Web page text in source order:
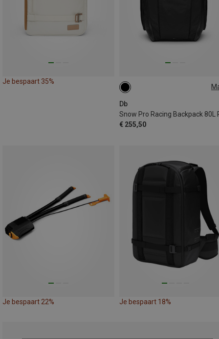
Je bespaart 35%
Db
€ 255,50
80L
Je bespaart 22% Je bespaart 18%